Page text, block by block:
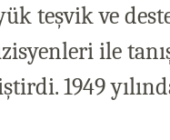
teşvik ve
ile
1949